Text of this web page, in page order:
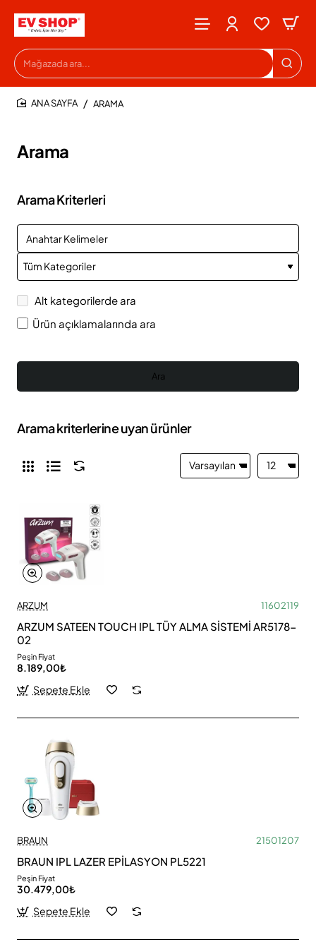
Mağazada
ara...
Arama
ARAMA
Arama Kriterleri
Alt kategorilerde ara
Ürün açıklamalarında ara
Ara
Arama kriterlerine uyan ürünler
ARZUM 11602119
ARZUM SATEEN TOUCH IPL TÜY ALMA SİSTEMİ AR5178-
02
Peşin Fiyat
8.189,00₺
Sepete Ekle
BRAUN 21501207
BRAUN IPL LAZER EPİLASYON PL5221
Peşin Fiyat
30.479,00₺
Sepete Ekle